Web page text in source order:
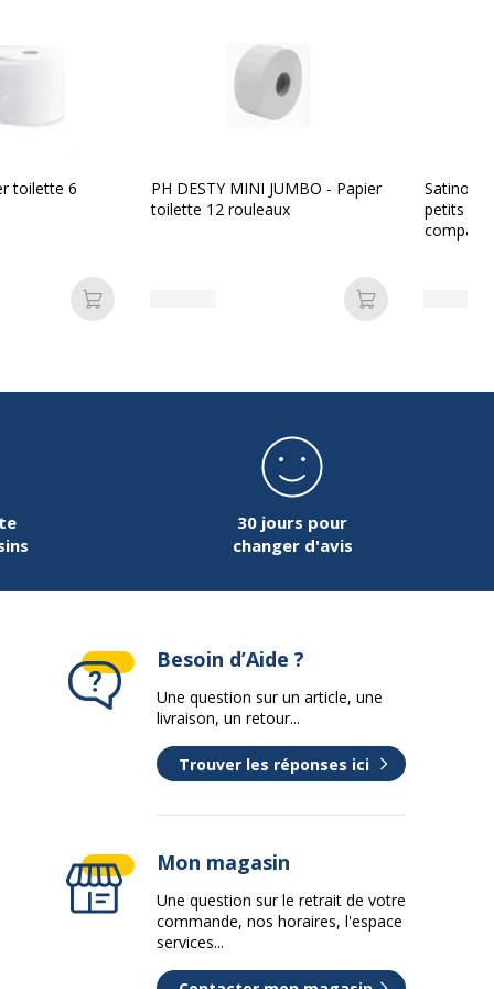
3606900020239
105203
toilette 6
Ajouter au panier
PH DESTY MINI JUMBO - Papier
toilette 12 rouleaux
Ajouter au
Satino
petits
30 jours pour
changer d'avis
Besoin d’Aide ?
Une question sur un article, une
livraison, un retour...
Trouver les réponses ici
Mon magasin
Une question sur le retrait de votre
commande, nos horaires, l'espace
services...